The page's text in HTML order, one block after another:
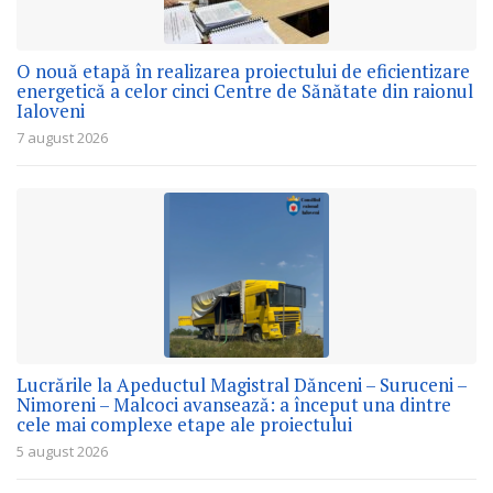
O nouă etapă în realizarea proiectului de eficientizare
energetică a celor cinci Centre de Sănătate din raionul
Ialoveni
7 august 2026
Lucrările la Apeductul Magistral Dănceni – Suruceni –
Nimoreni – Malcoci avansează: a început una dintre
cele mai complexe etape ale proiectului
5 august 2026